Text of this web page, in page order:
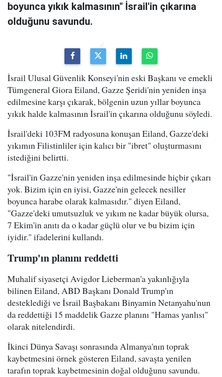
boyunca yıkık kalmasının" İsrail'in çıkarına
olduğunu savundu.
İsrail Ulusal Güvenlik Konseyi'nin eski Başkanı ve emekli
Tümgeneral Giora Eiland, Gazze Şeridi'nin yeniden inşa
edilmesine karşı çıkarak, bölgenin uzun yıllar boyunca
yıkık halde kalmasının İsrail'in çıkarına olduğunu söyledi.
İsrail'deki 103FM radyosuna konuşan Eiland, Gazze'deki
yıkımın Filistinliler için kalıcı bir "ibret" oluşturmasını
istediğini belirtti.
"İsrail'in Gazze'nin yeniden inşa edilmesinde hiçbir çıkarı
yok. Bizim için en iyisi, Gazze'nin gelecek nesiller
boyunca harabe olarak kalmasıdır." diyen Eiland,
"Gazze'deki umutsuzluk ve yıkım ne kadar büyük olursa,
7 Ekim'in anıtı da o kadar güçlü olur ve bu bizim için
iyidir." ifadelerini kullandı.
Trump'ın planını reddetti
Muhalif siyasetçi Avigdor Lieberman'a yakınlığıyla
bilinen Eiland, ABD Başkanı Donald Trump'ın
desteklediği ve İsrail Başbakanı Binyamin Netanyahu'nun
da reddettiği 15 maddelik Gazze planını "Hamas yanlısı"
olarak nitelendirdi.
İkinci Dünya Savaşı sonrasında Almanya'nın toprak
kaybetmesini örnek gösteren Eiland, savaşta yenilen
tarafın toprak kaybetmesinin doğal olduğunu savundu.